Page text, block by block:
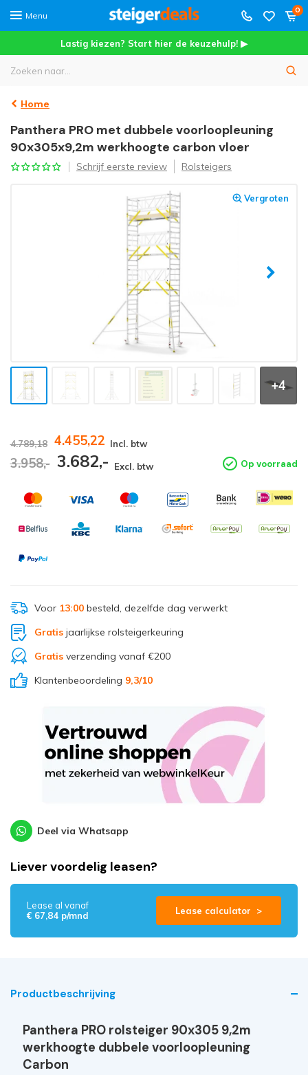
Menu
0
Lastig kiezen? Start hier de keuzehulp! ▶
Home
Panthera PRO met dubbele voorloopleuning
90x305x9,2m werkhoogte carbon vloer
Schrijf eerste review Rolsteigers
Vergroten
+4
4.789,18 4.455,22 Incl. btw
3.958,- 3.682,- Excl. btw Op voorraad
Voor 13:00besteld, dezelfde dag verwerkt
Gratisjaarlijkse rolsteigerkeuring
Gratisverzending vanaf €200
Klantenbeoordeling 9,3/10
Deel via Whatsapp
Liever voordelig leasen?
Lease al vanaf
€ 67,84 p/mnd
Lease calculator >
Productbeschrijving
Panthera PRO rolsteiger 90x305 9,2m
werkhoogte dubbele voorloopleuning
Carbon